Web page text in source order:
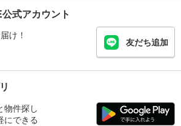
式アカウント
け！
友だち追加
物件探し
にできる